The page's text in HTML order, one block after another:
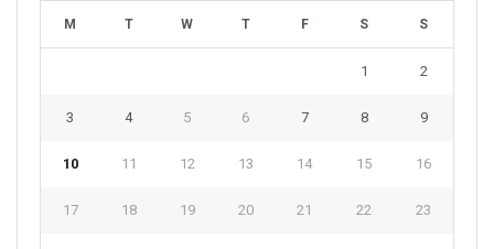
M T W T F S S
1 2
3 4 5 6 7 8 9
10 11 12 13 14 15 16
17 18 19 20 21 22 23